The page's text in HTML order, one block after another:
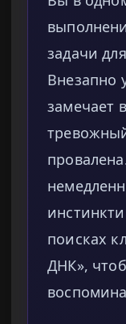
задачи
Внезапно
замечает
поисках
ДНК»,